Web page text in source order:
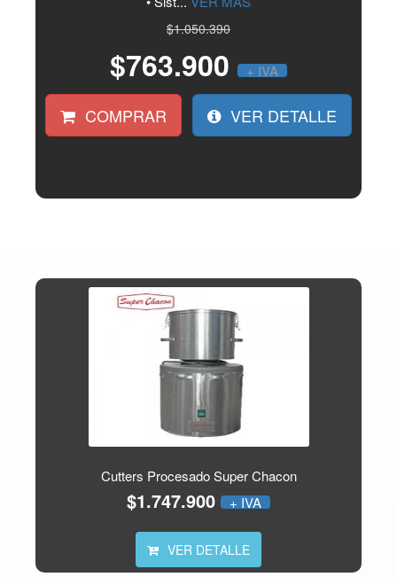
$1.050.390
$763.900 + IVA
COMPRAR VER DETALLE
Cutters Procesado Super Chacon
$1.747.900 + IVA
VER DETALLE